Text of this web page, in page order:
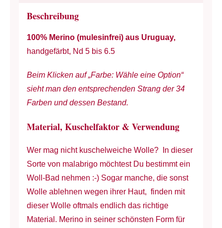
-
handgefärbt
100
g
à
Menge
Beschreibung
100% Merino (mulesinfrei) aus Uruguay,
handgefärbt, Nd 5 bis 6.5
Beim Klicken auf „Farbe: Wähle eine Option“
sieht man den entsprechenden Strang der 34
Farben und dessen Bestand.
Material, Kuschelfaktor & Verwendung
Wer mag nicht kuschelweiche Wolle? In dieser
Sorte von malabrigo möchtest Du bestimmt ein
Woll-Bad nehmen :-) Sogar manche, die sonst
Wolle ablehnen wegen ihrer Haut, finden mit
dieser Wolle oftmals endlich das richtige
Material. Merino in seiner schönsten Form für